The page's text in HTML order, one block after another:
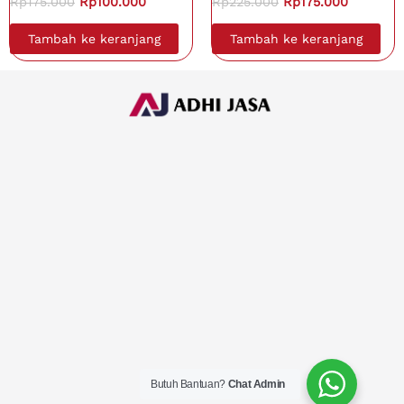
Tambah ke keranjang Tambah ke keranjang
Butuh Bantuan? Chat Admin